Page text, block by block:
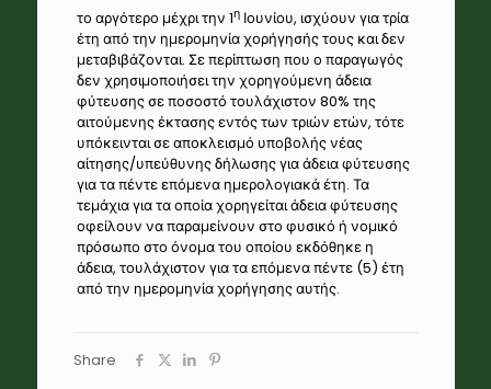
το αργότερο μέχρι την 1ηΙουνίου, ισχύουν για τρία
έτη από την ημερομηνία χορήγησής τους και δεν
μεταβιβάζονται. Σε περίπτωση που ο παραγωγός
δεν χρησιμοποιήσει την χορηγούμενη άδεια
φύτευσης σε ποσοστό τουλάχιστον 80% της
αιτούμενης έκτασης εντός των τριών ετών, τότε
υπόκεινται σε αποκλεισμό υποβολής νέας
αίτησης/υπεύθυνης δήλωσης για άδεια φύτευσης
για τα πέντε επόμενα ημερολογιακά έτη. Τα
τεμάχια για τα οποία χορηγείται άδεια φύτευσης
οφείλουν να παραμείνουν στο φυσικό ή νομικό
πρόσωπο στο όνομα του οποίου εκδόθηκε η
άδεια, τουλάχιστον για τα επόμενα πέντε (5) έτη
από την ημερομηνία χορήγησης αυτής.
Share